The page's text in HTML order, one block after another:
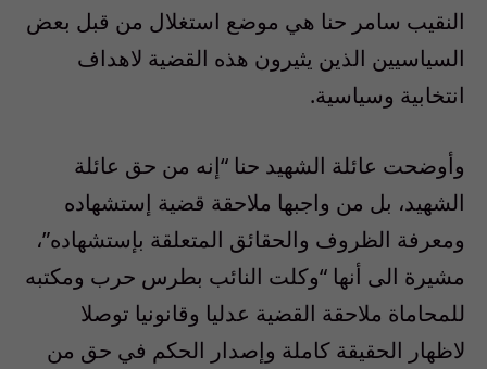
النقيب سامر حنا هي موضع استغلال من قبل بعض
السياسيين الذين يثيرون هذه القضية لاهداف
انتخابية وسياسية.
وأوضحت عائلة الشهيد حنا “إنه من حق عائلة
الشهيد، بل من واجبها ملاحقة قضية إستشهاده
ومعرفة الظروف والحقائق المتعلقة بإستشهاده”،
مشيرة الى أنها “وكلت النائب بطرس حرب ومكتبه
للمحاماة ملاحقة القضية عدليا وقانونيا توصلا
لاظهار الحقيقة كاملة وإصدار الحكم في حق من